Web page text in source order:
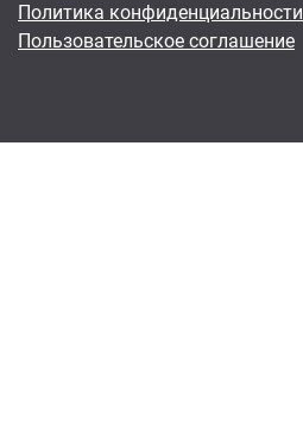
Политика конфиденциальности
Пользовательское соглашение